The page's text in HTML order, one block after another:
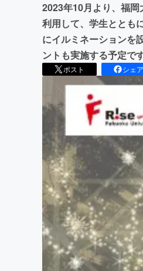
2023年10月より、福
利用して、学生ととも
にイルミネーションを
ントも実施する予定で
ポスト シェア